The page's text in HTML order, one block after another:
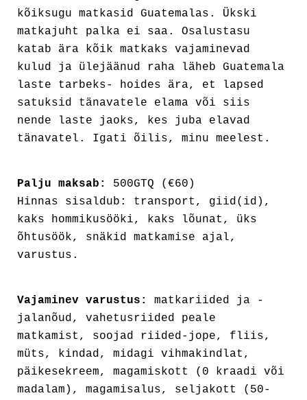
kõiksugu matkasid Guatemalas. Ükski
matkajuht palka ei saa. Osalustasu
katab ära kõik matkaks vajaminevad
kulud ja ülejäänud raha läheb Guatemala
laste tarbeks- hoides ära, et lapsed
satuksid tänavatele elama või siis
nende laste jaoks, kes juba elavad
tänavatel. Igati õilis, minu meelest.
Palju maksab:
500GTQ (€60)
Hinnas sisaldub: transport, giid(id),
kaks hommikusööki, kaks lõunat, üks
õhtusöök, snäkid matkamise ajal,
varustus.
Vajaminev varustus:
matkariided ja -
jalanõud, vahetusriided peale
matkamist, soojad riided-jope, fliis,
müts, kindad, midagi vihmakindlat,
päikesekreem, magamiskott (0 kraadi või
madalam), magamisalus, seljakott (50-